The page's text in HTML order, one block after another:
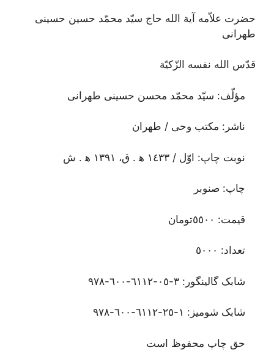
حضرت علاّمه آیة الله حاج سیّد محمّد حسین حسینی
طهرانی
قدّس الله نفسه الزّکیّة
مؤلّف: سیّد محمّد محسن حسینی طهرانی
ناشر: مکتب وحی / طهران
نوبت چاپ: اوّل / ١٤٣٣ ه‍ . ق، ١٣٩١ ه‍ . ش
چاپ: صنوبر
قیمت: ٥٥٠٠تومان
تعداد: ٥٠٠٠
شابک گالینگور: ٣-٠٥-٦١١٢-٦٠٠-٩٧٨
شابک شومیز: ١-٢٥-٦١١٢-٦٠٠-٩٧٨
حق چاپ محفوظ است